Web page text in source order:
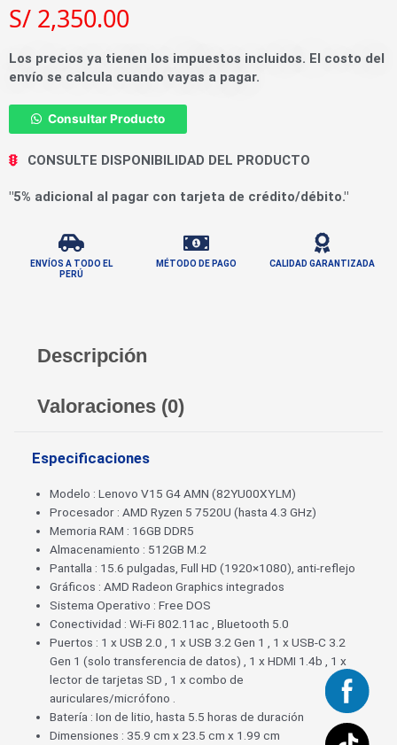
S/ 2,350.00
Los precios ya tienen los impuestos incluidos. El costo del
envío se calcula cuando vayas a pagar.
Consultar Producto
CONSULTE DISPONIBILIDAD DEL PRODUCTO
"5% adicional al pagar con tarjeta de crédito/débito."
ENVÍOS A TODO EL
PERÚ
MÉTODO DE PAGO CALIDAD GARANTIZADA
Descripción
Valoraciones (0)
Especificaciones
Modelo : Lenovo V15 G4 AMN (82YU00XYLM)
Procesador : AMD Ryzen 5 7520U (hasta 4.3 GHz)
Memoria RAM : 16GB DDR5
Almacenamiento : 512GB M.2
Pantalla : 15.6 pulgadas, Full HD (1920×1080), anti-reflejo
Gráficos : AMD Radeon Graphics integrados
Sistema Operativo : Free DOS
Conectividad : Wi-Fi 802.11ac , Bluetooth 5.0
Puertos : 1 x USB 2.0 , 1 x USB 3.2 Gen 1 , 1 x USB-C 3.2
Gen 1 (solo transferencia de datos) , 1 x HDMI 1.4b , 1 x
lector de tarjetas SD , 1 x combo de
auriculares/micrófono .
Batería : Ion de litio, hasta 5.5 horas de duración
Dimensiones : 35.9 cm x 23.5 cm x 1.99 cm